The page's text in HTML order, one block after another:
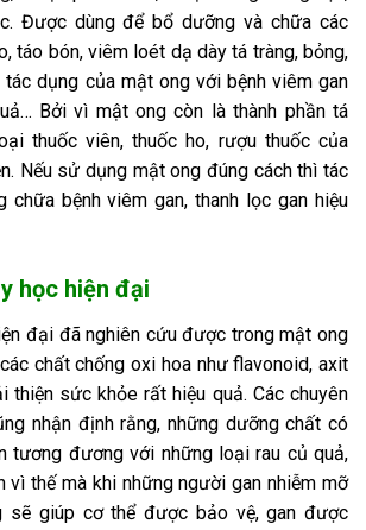
Được dùng để bổ dưỡng và chữa các
táo bón, viêm loét dạ dày tá tràng, bỏng,
dụng của mật ong với bệnh viêm gan
Bởi vì mật ong còn là thành phần tá
thuốc viên, thuốc ho, rượu thuốc của
Nếu sử dụng mật ong đúng cách thì tác
chữa bệnh viêm gan, thanh lọc gan hiệu
học hiện đại
đại đã nghiên cứu được trong mật ong
chất chống oxi hoa như flavonoid, axit
thiện sức khỏe rất hiệu quả. Các chuyên
nhận định rằng, những dưỡng chất có
tương đương với những loại rau củ quả,
vì thế mà khi những người gan nhiễm mỡ
sẽ giúp cơ thể được bảo vệ, gan được